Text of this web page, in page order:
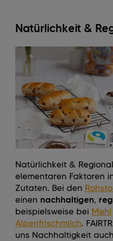
Natürlichkeit &
Natürlichkeit &
elementaren Faktoren
Zutaten. Bei den
einen nachhaltigen,
beispielsweise bei Mehl
Alpenfrischmilch.
uns Nachhaltigkeit